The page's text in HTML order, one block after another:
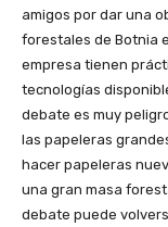
amigos por dar una
forestales de Botnia
empresa tienen
tecnologías
debate es muy
las papeleras
hacer papeleras
una gran masa
debate puede